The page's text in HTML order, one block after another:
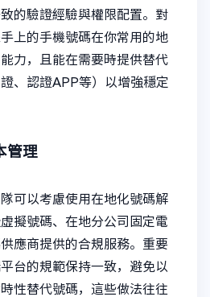
的驗證經驗與權限配置。對
上的手機號碼在你常用的地
力，且能在需要時提供替代
、認證APP等）以增強穩定
管理
可以考慮使用在地化號碼解
擬號碼、在地分公司固定電
應商提供的合規服務。重要
台的規範保持一致，避免以
性替代號碼，這些做法往往